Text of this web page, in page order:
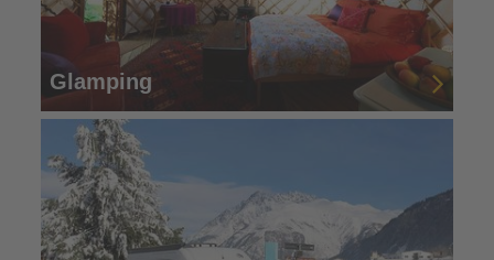
Glamping